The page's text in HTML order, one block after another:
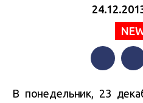
В понедельник, 23